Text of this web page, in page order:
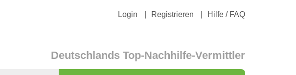
Login Registrieren Hilfe / FAQ
Deutschlands Top-Nachhilfe-Vermittler